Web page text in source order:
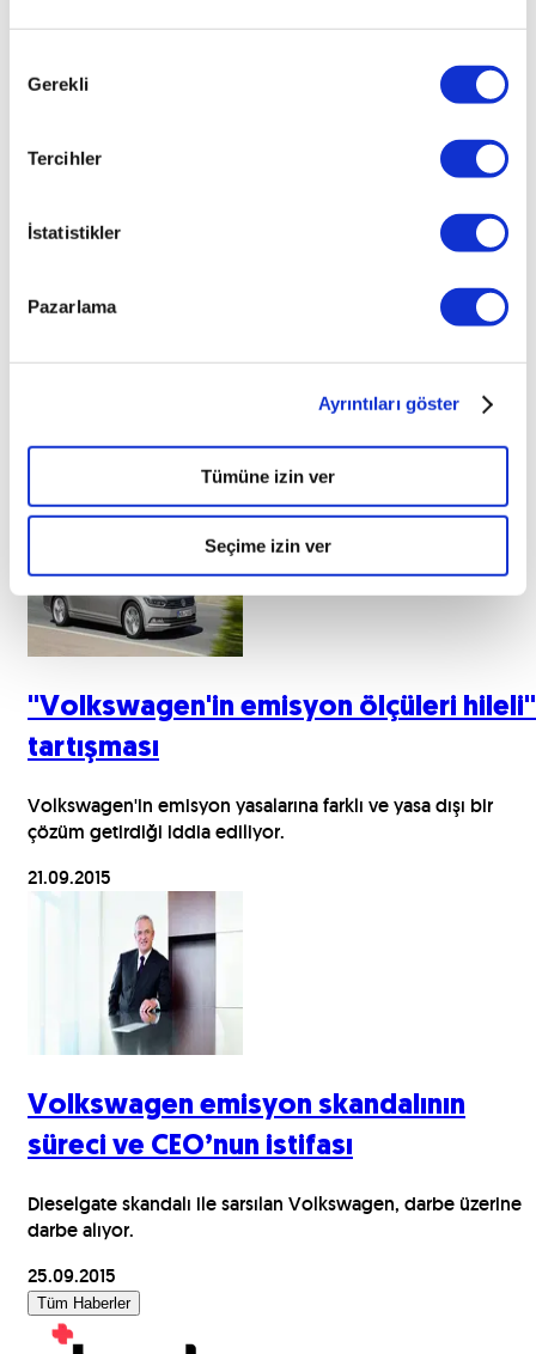
Seçimi
Gerekli
Tercihler
İstatistikler
Pazarlama
Ayrıntıları göster
Tümüne izin ver
Seçime izin ver
İlginizi çekebilecek haberler
"Volkswagen'in emisyon ölçüleri hileli"
tartışması
Volkswagen'in emisyon yasalarına farklı ve yasa dışı bir
çözüm getirdiği iddia ediliyor.
21.09.2015
Volkswagen emisyon skandalının
süreci ve CEO’nun istifası
Dieselgate skandalı ile sarsılan Volkswagen, darbe üzerine
darbe alıyor.
25.09.2015
Tüm Haberler